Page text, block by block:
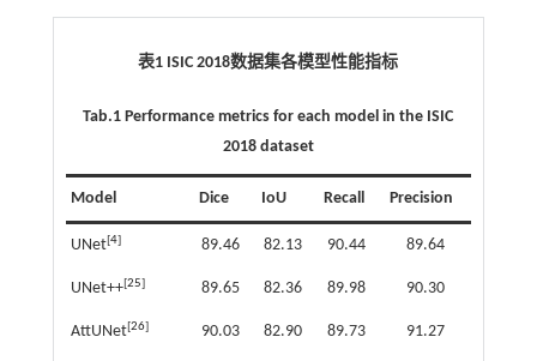
表1 ISIC 2018数据集各模型性能指标
Tab.1 Performance metrics for each model in the ISIC
2018 dataset
Model Dice IoU Recall Precision
UNet[4] 89.46 82.13 90.44 89.64
UNet++[25] 89.65 82.36 89.98 90.30
AttUNet[26] 90.03 82.90 89.73 91.27